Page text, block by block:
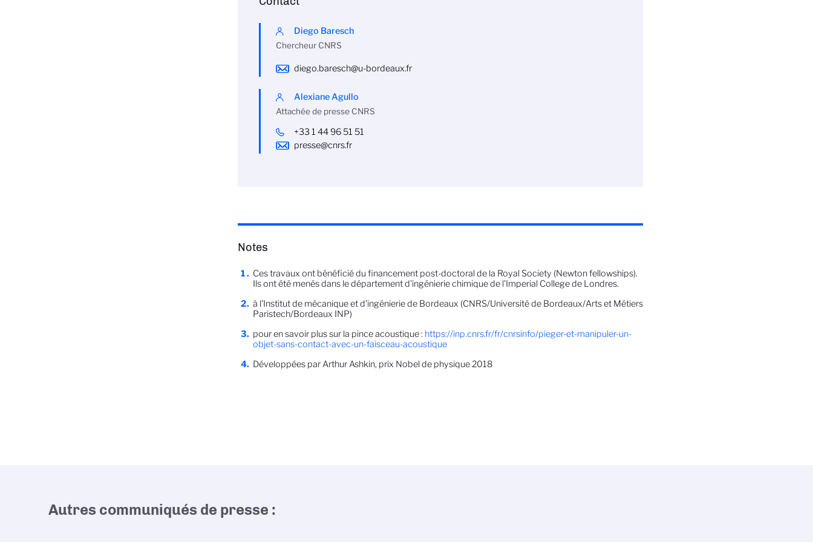
Diego Baresch
Chercheur CNRS
diego.baresch@u-bordeaux.fr
Alexiane Agullo
Attachée de presse CNRS
+33 1 44 96 51 51
presse@cnrs.fr
Notes
Ces travaux ont bénéficié du financement post-doctoral de la Royal Society (Newton fellowships).
Ils ont été menés dans le département d'ingénierie chimique de l'Imperial College de Londres.
à l'Institut de mécanique et d'ingénierie de Bordeaux (CNRS/Université de Bordeaux/Arts et Métiers
Paristech/Bordeaux INP)
pour en savoir plus sur la pince acoustique : https://inp.cnrs.fr/fr/cnrsinfo/pieger-et-manipuler-un-
objet-sans-contact-avec-un-faisceau-acoustique
Développées par Arthur Ashkin, prix Nobel de physique 2018
Autres communiqués de presse :